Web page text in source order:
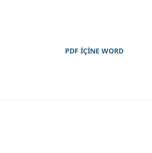
PDF İÇİNE WORD